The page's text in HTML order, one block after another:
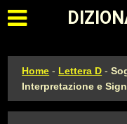
Apri il
Home - Lettera D -
Interpretazione e